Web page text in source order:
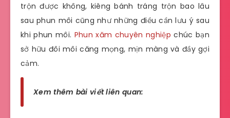
trộn được không, kiêng bánh tráng trộn bao lâu
sau phun môi cũng như những điều cần lưu ý sau
khi phun môi. Phun xăm chuyên nghiệp chúc bạn
sở hữu đôi môi căng mọng, mịn màng và đầy gợi
cảm.
Xem thêm bài viết liên quan: